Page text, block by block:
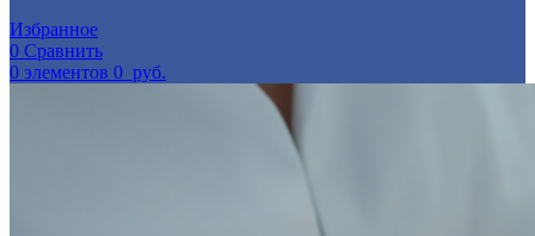
Избранное
0 Сравнить
0 элементов 0 руб.